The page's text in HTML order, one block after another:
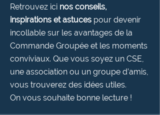
Retrouvez ici nos conseils,
inspirations et astuces pour devenir
incollable sur les avantages de la
Commande Groupée et les moments
conviviaux. Que vous soyez un CSE,
une association ou un groupe d’amis,
vous trouverez des idées utiles.
On vous souhaite bonne lecture !